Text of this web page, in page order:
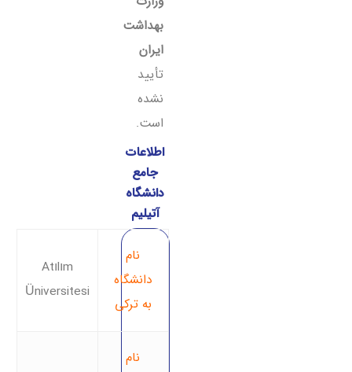
بهداشت
ایران
تأیید
نشده
است.
اطلاعات
جامع
دانشگاه
آتیلیم
Atılım
Üniversitesi
نام
دانشگاه
به ترکی
نام